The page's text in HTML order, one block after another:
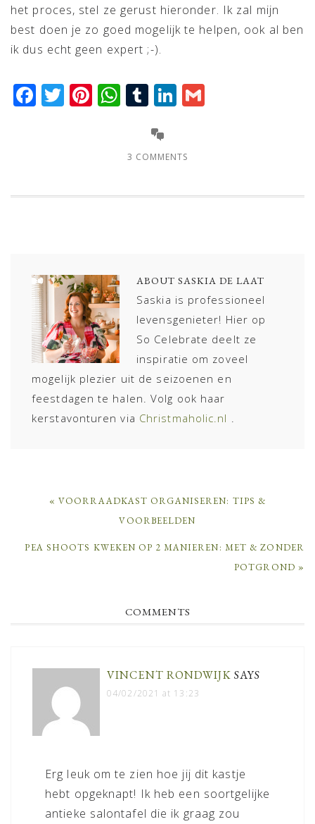
het proces, stel ze gerust hieronder. Ik zal mijn
best doen je zo goed mogelijk te helpen, ook al ben
ik dus echt geen expert ;-).
Facebook
Twitter
Pinterest
WhatsApp
TumblrLinkedIn
3 COMMENTS
ABOUT SASKIA DE LAAT
Saskia is professioneel
levensgenieter! Hier op
So Celebrate deelt ze
inspiratie om zoveel
mogelijk plezier uit de seizoenen en
feestdagen te halen. Volg ook haar
kerstavonturen via Christmaholic.nl
PREVIOUS
« VOORRAADKAST ORGANISEREN: TIPS &
VOORBEELDEN
NEXT
PEA SHOOTS KWEKEN OP 2 MANIEREN: MET & ZONDER
POTGROND »
COMMENTS
VINCENT RONDWIJK SAYS
04/02/2021 at 13:23
Erg leuk om te zien hoe jij dit kastje
hebt opgeknapt! Ik heb een soortgelijke
antieke salontafel die ik graag zou